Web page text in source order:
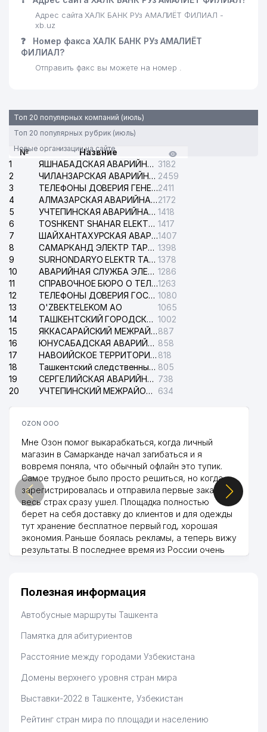
Адрес сайта ХАЛК БАНК РУз АМАЛИЁТ ФИЛИАЛ -
xb.uz
❓
Номер факса ХАЛК БАНК РУз АМАЛИЁТ
ФИЛИАЛ?
Отправить факс вы можете на номер .
Топ 20 популярных компаний (июль)
Топ 20 популярных рубрик (июль)
Новые организации на сайте
№
Назвние
1
ЯШНАБАДСКАЯ АВАРИЙНАЯ СЛУЖБА ЭЛЕКТРОСЕТИ 3182
2
ЧИЛАНЗАРСКАЯ АВАРИЙНАЯ СЛУЖБА ЭЛЕКТРОСЕТИ 2459
3
ТЕЛЕФОНЫ ДОВЕРИЯ ГЕНЕРАЛЬНОЙ ПРОКУРАТУРЫ РЕСПУБЛИКИ УЗБЕКИСТАН2411
4
АЛМАЗАРСКАЯ АВАРИЙНАЯ СЛУЖБА ЭЛЕКТРОСЕТИ2172
5
УЧТЕПИНСКАЯ АВАРИЙНАЯ СЛУЖБА ЭЛЕКТРОСЕТИ 1418
6
TOSHKENT SHAHAR ELEKTR TARMOQLARI KORXONASI АО 1417
7
ШАЙХАНТАХУРСКАЯ АВАРИЙНАЯ СЛУЖБА ЭЛЕКТРОСЕТИ1407
8
САМАРКАНД ЭЛЕКТР ТАРМОКЛАРИ АО 1398
9
SURHONDARYO ELEKTR TARMOKLARI АО 1378
10
АВАРИЙНАЯ СЛУЖБА ЭЛЕКТРОСЕТИ ТАШКЕНТСКОГО РАЙОНА 1286
11
СПРАВОЧНОЕ БЮРО О ТЕЛЕФОНАХ ОРГАНИЗАЦИЙ г. ТАШКЕНТА1263
12
ТЕЛЕФОНЫ ДОВЕРИЯ ГОСУДАРСТВЕННОГО ЦЕНТРА ТЕСТИРОВАНИЯ 1080
13
O'ZBEKTELEKOM АО
1065
14
ТАШКЕНТСКИЙ ГОРОДСКОЙ СУД ПО ГРАЖДАНСКИМ ДЕЛАМ 1002
15
ЯККАСАРАЙСКИЙ МЕЖРАЙОННЫЙ СУД ПО ГРАЖДАНСКИМ ДЕЛАМ887
16
ЮНУСАБАДСКАЯ АВАРИЙНАЯ СЛУЖБА ЭЛЕКТРОСЕТИ 858
17
НАВОИЙСКОЕ ТЕРРИТОРИАЛЬНОЕ ПРЕДПРИЯТИЕ ЭЛЕКТРОСЕТИ АО 818
18
Ташкентский следственный изолятор 805
19
СЕРГЕЛИЙСКАЯ АВАРИЙНАЯ СЛУЖБА ЭЛЕКТРОСЕТИ 738
20
УЧТЕПИНСКИЙ МЕЖРАЙОННЫЙ СУД ПО ГРАЖДАНСКИМ ДЕЛАМ 634
OZON ООО
Мне Озон помог выкарабкаться, когда личный
магазин в Самарканде начал загибаться и я
вовремя поняла, что обычный офлайн это тупик.
Самое трудное было просто решиться, но когда
зарегистрировалась и отправила первые заказы,
весь страх сразу ушел. Площадка полностью
берет на себя доставку до клиентов и для одежды
тут хранение бесплатное первый год, хорошая
экономия. Раньше боялась рекламы, а теперь вижу
результаты. В последнее время из России очень
Hamida 03.08.2026 12:45:39
Полезная информация
Автобусные маршруты Ташкента
Памятка для абитуриентов
Расстояние между городами Узбекистана
Домены верхнего уровня стран мира
Выставки-2022 в Ташкенте, Узбекистан
Рейтинг стран мира по площади и населению